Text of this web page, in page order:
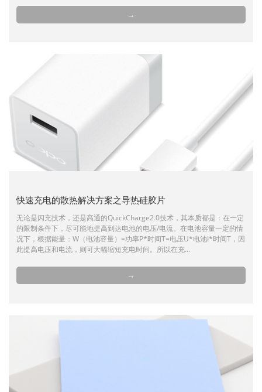
→
快速充电的散热解决方案之导热硅胶片
无论是闪充技术，还是高通的QuickCharge2.0技术，其本质都是：在一定
的限制条件下，尽可能地提高到达电池的电压/电流。在电池容量一定的情
况下，根据能量：W（电池容量）=功率P*时间T=电压U*电池I*时间T，因
此提高电压和电流，则可大幅缩短充电时间。所以在充...
→